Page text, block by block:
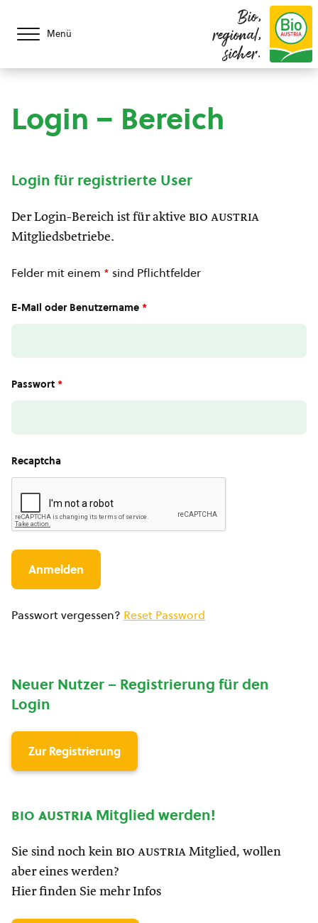
Menü
Bio,
regional,
sicher.
Login – Bereich
Login für registrierte User
Der Login-Bereich ist für aktive bio austria
Mitgliedsbetriebe.
Felder mit einem * sind Pflichtfelder
E-Mail oder Benutzername *
Passwort *
Recaptcha
Passwort vergessen? Reset Password
Neuer Nutzer – Registrierung für den
Login
Zur Registrierung
bio austria Mitglied werden!
Sie sind noch kein bio austria Mitglied, wollen
aber eines werden?
Hier finden Sie mehr Infos